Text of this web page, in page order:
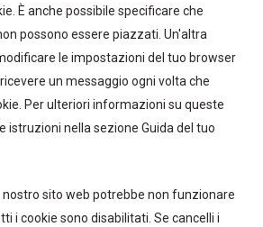
È anche possibile specificare che
possono essere piazzati. Un'altra
le impostazioni del tuo browser
un messaggio ogni volta che
Per ulteriori informazioni su queste
istruzioni nella sezione Guida del tuo
nostro sito web potrebbe non funzionare
i cookie sono disabilitati. Se cancelli i